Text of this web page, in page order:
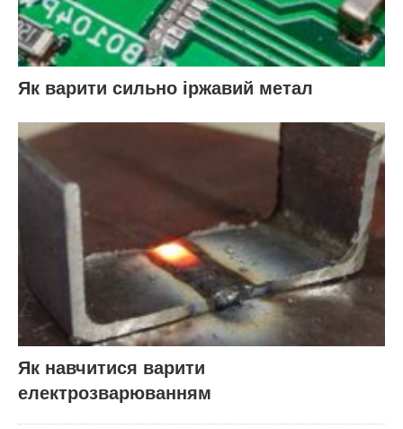
Як варити сильно іржавий метал
Як навчитися варити
електрозварюванням